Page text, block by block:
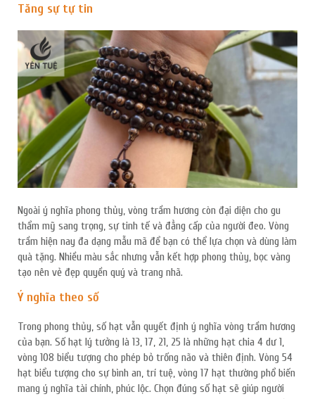
Tăng sự tự tin
Ngoài ý nghĩa phong thủy, vòng trầm hương còn đại diện cho gu
thẩm mỹ sang trọng, sự tinh tế và đẳng cấp của người đeo. Vòng
trầm hiện nay đa dạng mẫu mã để bạn có thể lựa chọn và dùng làm
quà tặng. Nhiều màu sắc nhưng vẫn kết hợp phong thủy, bọc vàng
tạo nên vẻ đẹp quyền quý và trang nhã.
Ý nghĩa theo số
Trong phong thủy, số hạt vẫn quyết định ý nghĩa vòng trầm hương
của bạn. Số hạt lý tưởng là 13, 17, 21, 25 là những hạt chia 4 dư 1,
vòng 108 biểu tượng cho phép bỏ trống não và thiên định. Vòng 54
hạt biểu tượng cho sự bình an, trí tuệ, vòng 17 hạt thường phổ biến
mang ý nghĩa tài chính, phúc lộc. Chọn đúng số hạt sẽ giúp người